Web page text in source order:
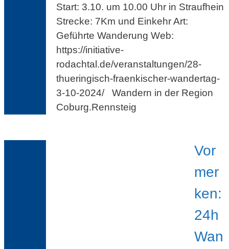
Start: 3.10. um 10.00 Uhr in Straufhein
Strecke: 7Km und Einkehr Art:
Geführte Wanderung Web:
https://initiative-
rodachtal.de/veranstaltungen/28-
thueringisch-fraenkischer-wandertag-
3-10-2024/ Wandern in der Region
Coburg.Rennsteig
Vor
mer
ken:
24h
Wan